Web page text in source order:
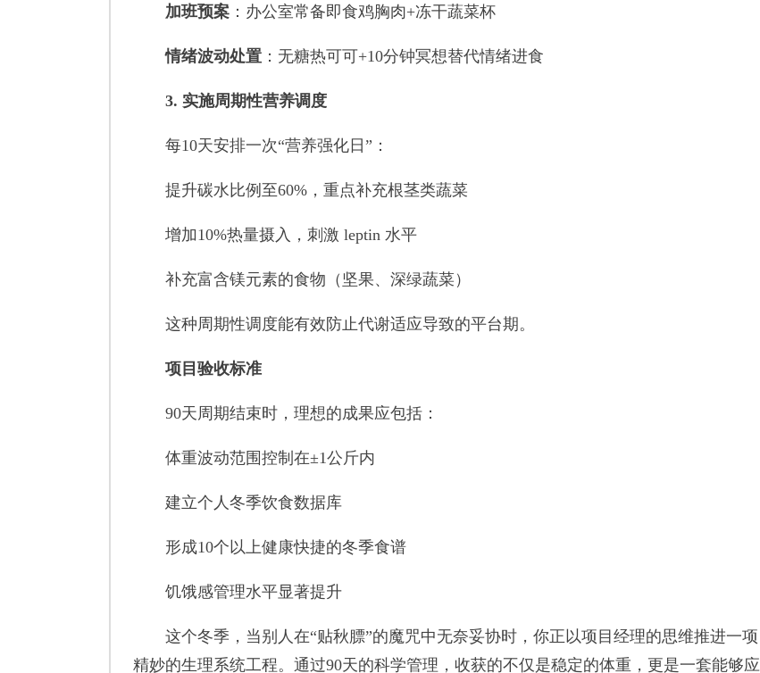
加班预案 ：办公室常备即食鸡胸肉+冻干蔬菜杯
情绪波动处置 ：无糖热可可+10分钟冥想替代情绪进食
3. 实施周期性营养调度
每10天安排一次“营养强化日”：
提升碳水比例至60%，重点补充根茎类蔬菜
增加10%热量摄入，刺激 leptin 水平
补充富含镁元素的食物（坚果、深绿蔬菜）
这种周期性调度能有效防止代谢适应导致的平台期。
项目验收标准
90天周期结束时，理想的成果应包括：
体重波动范围控制在±1公斤内
建立个人冬季饮食数据库
形成10个以上健康快捷的冬季食谱
饥饿感管理水平显著提升
这个冬季，当别人在“贴秋膘”的魔咒中无奈妥协时，你正以项目经理的思维推进一项
精妙的生理系统工程。通过90天的科学管理，收获的不仅是稳定的体重，更是一套能够应